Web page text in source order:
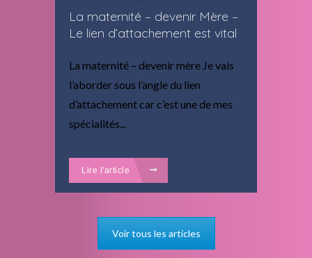
La maternité – devenir Mère –
Le lien d’attachement est vital
La maternité – devenir mère Je vais
l’aborder sous l’angle du lien
d’attachement car c’est une de mes
spécialités...
Lire l'article
Voir tous les articles